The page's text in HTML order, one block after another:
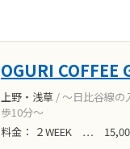
OGURI COFFEE
上野・浅草 / ～日比谷線の
歩10分～
料金： ２WEEK …